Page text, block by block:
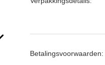
Betalingsvoorwaarden: